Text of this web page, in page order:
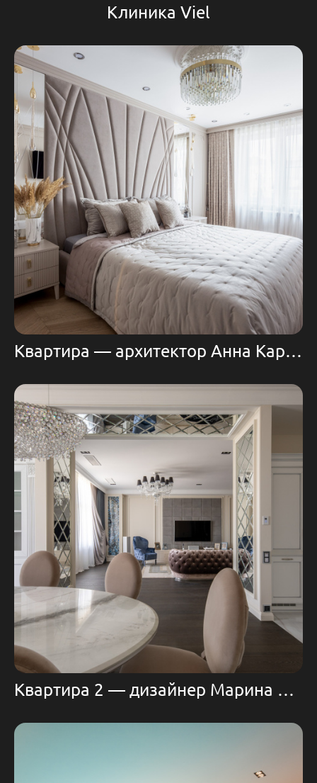
Клиника Viel
Квартира — архитектор Анна Каракетова
Квартира 2 — дизайнер Марина Егорова | Domoff Group